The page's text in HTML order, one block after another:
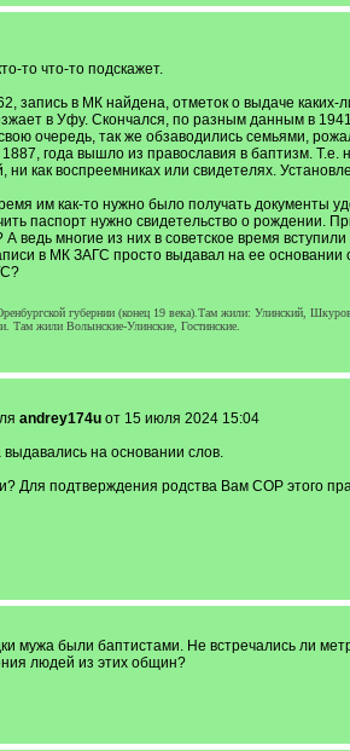
то что-то подскажет.
запись в МК найдена, отметок о выдаче
в Уфу. Скончался, по разным данным в
очередь, так же обзаводились семьями,
года вышло из православия в баптизм. Т.е.
ни как воспреемниках или свидетелях.
им как-то нужно было получать документы
паспорт нужно свидетельство о рождении.
ведь многие из них в советское время
в МК ЗАГС просто выдавал на ее
губернии (конец 19 века).Там жили: Улинский,
Там жили Волынские-Улинские, Гостинские.
andrey174uот 15 июля 2024 15:04
на основании слов.
Для подтверждения родства Вам СОР этого
мужа были баптистами. Не встречались ли
людей из этих общин?